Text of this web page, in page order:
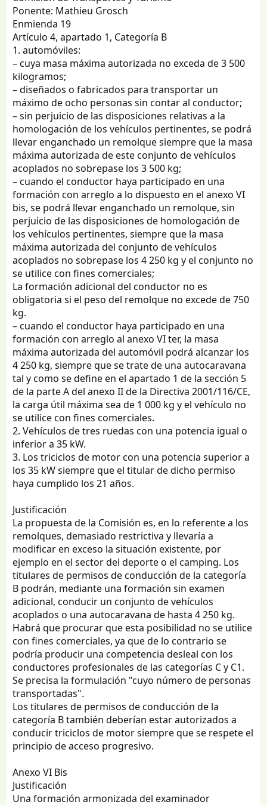
Ponente: Mathieu Grosch
Enmienda 19
Artículo 4, apartado 1, Categoría B
1. automóviles:
– cuya masa máxima autorizada no exceda de 3 500
kilogramos;
– diseñados o fabricados para transportar un
máximo de ocho personas sin contar al conductor;
– sin perjuicio de las disposiciones relativas a la
homologación de los vehículos pertinentes, se podrá
llevar enganchado un remolque siempre que la masa
máxima autorizada de este conjunto de vehículos
acoplados no sobrepase los 3 500 kg;
– cuando el conductor haya participado en una
formación con arreglo a lo dispuesto en el anexo VI
bis, se podrá llevar enganchado un remolque, sin
perjuicio de las disposiciones de homologación de
los vehículos pertinentes, siempre que la masa
máxima autorizada del conjunto de vehículos
acoplados no sobrepase los 4 250 kg y el conjunto no
se utilice con fines comerciales;
La formación adicional del conductor no es
obligatoria si el peso del remolque no excede de 750
kg.
– cuando el conductor haya participado en una
formación con arreglo al anexo VI ter, la masa
máxima autorizada del automóvil podrá alcanzar los
4 250 kg, siempre que se trate de una autocaravana
tal y como se define en el apartado 1 de la sección 5
de la parte A del anexo II de la Directiva 2001/116/CE,
la carga útil máxima sea de 1 000 kg y el vehículo no
se utilice con fines comerciales.
2. Vehículos de tres ruedas con una potencia igual o
inferior a 35 kW.
3. Los triciclos de motor con una potencia superior a
los 35 kW siempre que el titular de dicho permiso
haya cumplido los 21 años.
Justificación
La propuesta de la Comisión es, en lo referente a los
remolques, demasiado restrictiva y llevaría a
modificar en exceso la situación existente, por
ejemplo en el sector del deporte o el camping. Los
titulares de permisos de conducción de la categoría
B podrán, mediante una formación sin examen
adicional, conducir un conjunto de vehículos
acoplados o una autocaravana de hasta 4 250 kg.
Habrá que procurar que esta posibilidad no se utilice
con fines comerciales, ya que de lo contrario se
podría producir una competencia desleal con los
conductores profesionales de las categorías C y C1.
Se precisa la formulación "cuyo número de personas
transportadas".
Los titulares de permisos de conducción de la
categoría B también deberían estar autorizados a
conducir triciclos de motor siempre que se respete el
principio de acceso progresivo.
Anexo VI Bis
Justificación
Una formación armonizada del examinador